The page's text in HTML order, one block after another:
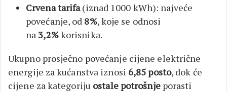
Crvena tarifa(iznad 1000 kWh): najveće
povećanje, od 8%, koje se odnosi
na 3,2%korisnika.
Ukupno prosječno povećanje cijene električne
energije za kućanstva iznosi 6,85 posto, dok će
cijene za kategoriju ostale potrošnjeporasti